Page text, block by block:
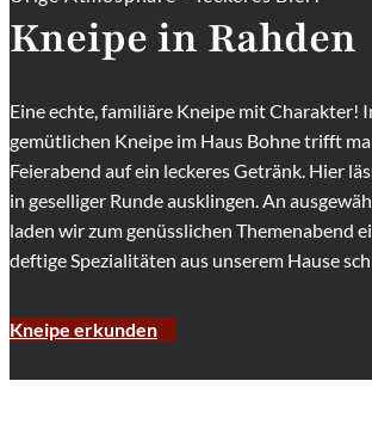
Kneipe in Rahden
Eine echte, familiäre Kneipe mit Charakter!
gemütlichen Kneipe im Haus Bohne trifft
Feierabend auf ein leckeres Getränk. Hier
in geselliger Runde ausklingen. An
laden wir zum genüsslichen Themenabend
deftige Spezialitäten aus unserem Hause
Kneipe erkunden